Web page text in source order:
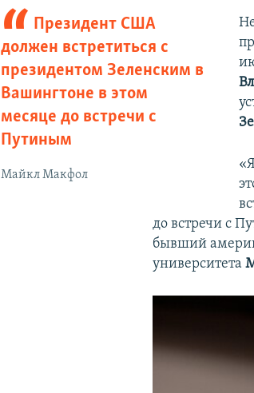
Президент США
должен встретиться с
президентом Зеленским в
Вашингтоне в этом
месяце до встречи с
Путиным
Майкл Макфол
до встречи с
бывший
университета